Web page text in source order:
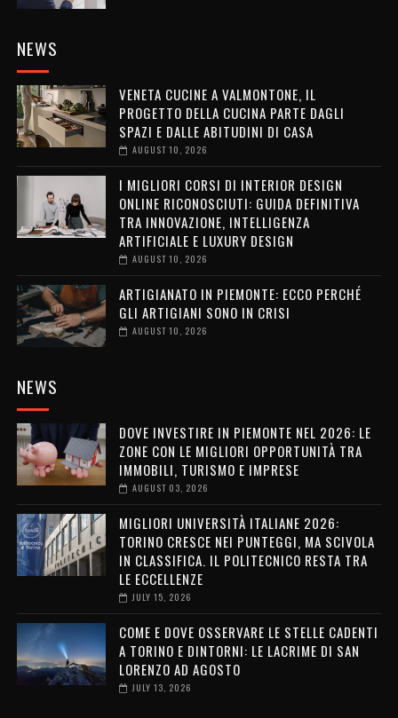
NEWS
VENETA CUCINE A VALMONTONE, IL
PROGETTO DELLA CUCINA PARTE DAGLI
SPAZI E DALLE ABITUDINI DI CASA
AUGUST 10, 2026
I MIGLIORI CORSI DI INTERIOR DESIGN
ONLINE RICONOSCIUTI: GUIDA DEFINITIVA
TRA INNOVAZIONE, INTELLIGENZA
ARTIFICIALE E LUXURY DESIGN
AUGUST 10, 2026
ARTIGIANATO IN PIEMONTE: ECCO PERCHÉ
GLI ARTIGIANI SONO IN CRISI
AUGUST 10, 2026
NEWS
DOVE INVESTIRE IN PIEMONTE NEL 2026: LE
ZONE CON LE MIGLIORI OPPORTUNITÀ TRA
IMMOBILI, TURISMO E IMPRESE
AUGUST 03, 2026
MIGLIORI UNIVERSITÀ ITALIANE 2026:
TORINO CRESCE NEI PUNTEGGI, MA SCIVOLA
IN CLASSIFICA. IL POLITECNICO RESTA TRA
LE ECCELLENZE
JULY 15, 2026
COME E DOVE OSSERVARE LE STELLE CADENTI
A TORINO E DINTORNI: LE LACRIME DI SAN
LORENZO AD AGOSTO
JULY 13, 2026